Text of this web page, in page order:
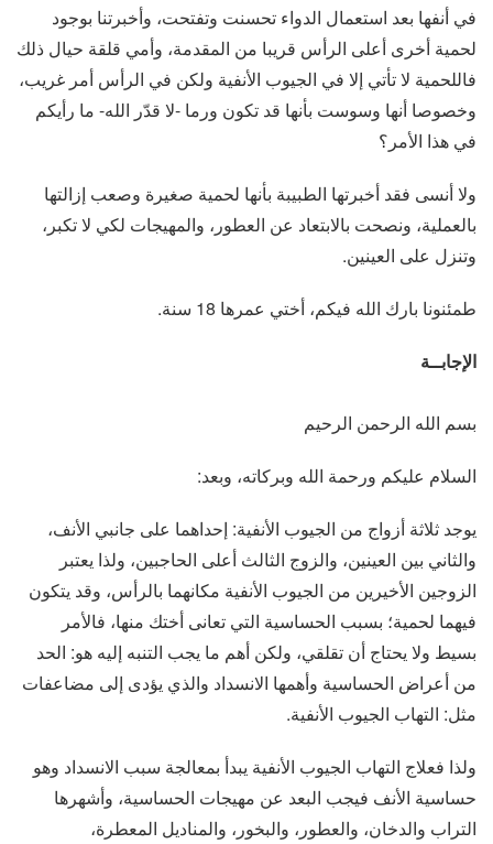
في أنفها بعد استعمال الدواء تحسنت وتفتحت، وأخبرتنا بوجود
لحمية أخرى أعلى الرأس قريبا من المقدمة، وأمي قلقة حيال ذلك
فاللحمية لا تأتي إلا في الجيوب الأنفية ولكن في الرأس أمر غريب،
وخصوصا أنها وسوست بأنها قد تكون ورما -لا قدّر الله- ما رأيكم
في هذا الأمر؟
ولا أنسى فقد أخبرتها الطبيبة بأنها لحمية صغيرة وصعب إزالتها
بالعملية، ونصحت بالابتعاد عن العطور، والمهيجات لكي لا تكبر،
وتنزل على العينين.
طمئنونا بارك الله فيكم، أختي عمرها 18 سنة.
الإجابــة
بسم الله الرحمن الرحيم
السلام عليكم ورحمة الله وبركاته، وبعد:
يوجد ثلاثة أزواج من الجيوب الأنفية: إحداهما على جانبي الأنف،
والثاني بين العينين، والزوج الثالث أعلى الحاجبين، ولذا يعتبر
الزوجين الأخيرين من الجيوب الأنفية مكانهما بالرأس، وقد يتكون
فيهما لحمية؛ بسبب الحساسية التي تعانى أختك منها، فالأمر
بسيط ولا يحتاج أن تقلقي، ولكن أهم ما يجب التنبه إليه هو: الحد
من أعراض الحساسية وأهمها الانسداد والذي يؤدى إلى مضاعفات
مثل: التهاب الجيوب الأنفية.
ولذا فعلاج التهاب الجيوب الأنفية يبدأ بمعالجة سبب الانسداد وهو
حساسية الأنف فيجب البعد عن مهيجات الحساسية، وأشهرها
التراب والدخان، والعطور، والبخور، والمناديل المعطرة،